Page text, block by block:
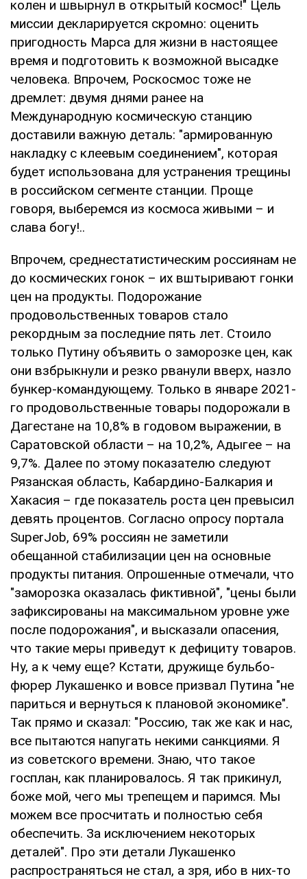
колен и швырнул в открытый космос!" Цель
миссии декларируется скромно: оценить
пригодность Марса для жизни в настоящее
время и подготовить к возможной высадке
человека. Впрочем, Роскосмос тоже не
дремлет: двумя днями ранее на
Международную космическую станцию
доставили важную деталь: "армированную
накладку с клеевым соединением", которая
будет использована для устранения трещины
в российском сегменте станции. Проще
говоря, выберемся из космоса живыми – и
слава богу!..
Впрочем, среднестатистическим россиянам не
до космических гонок – их вштыривают гонки
цен на продукты. Подорожание
продовольственных товаров стало
рекордным за последние пять лет. Стоило
только Путину объявить о заморозке цен, как
они взбрыкнули и резко рванули вверх, назло
бункер-командующему. Только в январе 2021-
го продовольственные товары подорожали в
Дагестане на 10,8% в годовом выражении, в
Саратовской области – на 10,2%, Адыгее – на
9,7%. Далее по этому показателю следуют
Рязанская область, Кабардино-Балкария и
Хакасия – где показатель роста цен превысил
девять процентов. Согласно опросу портала
SuperJob, 69% россиян не заметили
обещанной стабилизации цен на основные
продукты питания. Опрошенные отмечали, что
"заморозка оказалась фиктивной", "цены были
зафиксированы на максимальном уровне уже
после подорожания", и высказали опасения,
что такие меры приведут к дефициту товаров.
Ну, а к чему еще? Кстати, дружище бульбо-
фюрер Лукашенко и вовсе призвал Путина "не
париться и вернуться к плановой экономике".
Так прямо и сказал: "Россию, так же как и нас,
все пытаются напугать некими санкциями. Я
из советского времени. Знаю, что такое
госплан, как планировалось. Я так прикинул,
боже мой, чего мы трепещем и паримся. Мы
можем все просчитать и полностью себя
обеспечить. За исключением некоторых
деталей". Про эти детали Лукашенко
распространяться не стал, а зря, ибо в них-то